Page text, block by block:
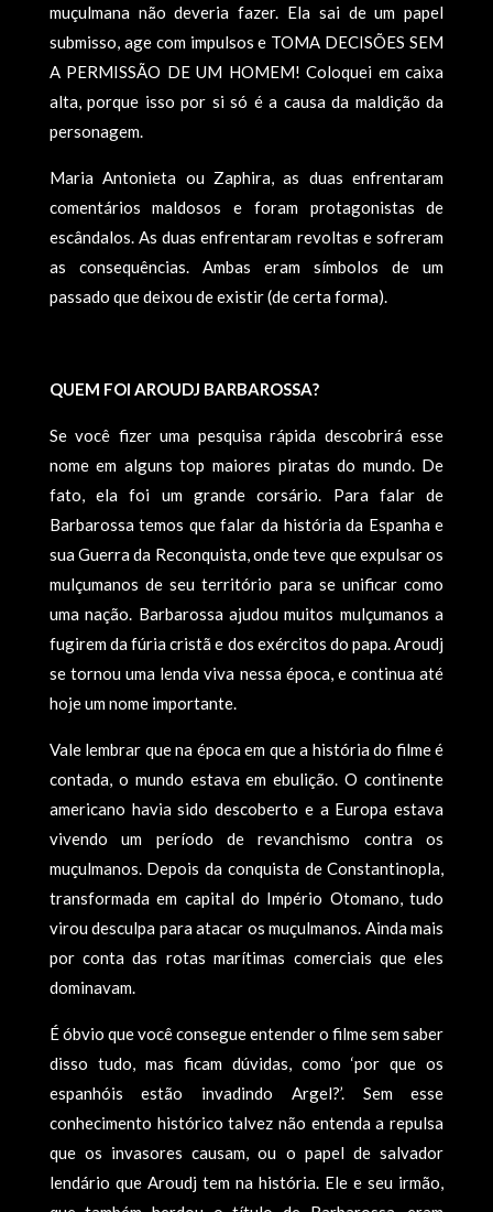
muçulmana não deveria fazer. Ela sai de um papel
submisso, age com impulsos e TOMA DECISÕES SEM
A PERMISSÃO DE UM HOMEM! Coloquei em caixa
alta, porque isso por si só é a causa da maldição da
personagem.
Maria Antonieta ou Zaphira, as duas enfrentaram
comentários maldosos e foram protagonistas de
escândalos. As duas enfrentaram revoltas e sofreram
as consequências. Ambas eram símbolos de um
passado que deixou de existir (de certa forma).
QUEM FOI AROUDJ BARBAROSSA?
Se você fizer uma pesquisa rápida descobrirá esse
nome em alguns top maiores piratas do mundo. De
fato, ela foi um grande corsário. Para falar de
Barbarossa temos que falar da história da Espanha e
sua Guerra da Reconquista, onde teve que expulsar os
mulçumanos de seu território para se unificar como
uma nação. Barbarossa ajudou muitos mulçumanos a
fugirem da fúria cristã e dos exércitos do papa. Aroudj
se tornou uma lenda viva nessa época, e continua até
hoje um nome importante.
Vale lembrar que na época em que a história do filme é
contada, o mundo estava em ebulição. O continente
americano havia sido descoberto e a Europa estava
vivendo um período de revanchismo contra os
muçulmanos. Depois da conquista de Constantinopla,
transformada em capital do Império Otomano, tudo
virou desculpa para atacar os muçulmanos. Ainda mais
por conta das rotas marítimas comerciais que eles
dominavam.
É óbvio que você consegue entender o filme sem saber
disso tudo, mas ficam dúvidas, como ‘por que os
espanhóis estão invadindo Argel?’. Sem esse
conhecimento histórico talvez não entenda a repulsa
que os invasores causam, ou o papel de salvador
lendário que Aroudj tem na história. Ele e seu irmão,